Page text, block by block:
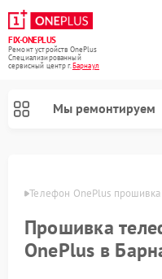
FIX-ONEPLUS
Ремонт устройств OnePlus
Специализированный
cервисный центр г.Барнаул
Мы ремонтируем
Телефон OnePlus
Прошивка
OnePlus в